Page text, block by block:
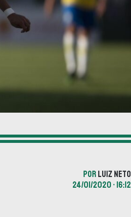
PORLUIZ NETO
24/01/2020 • 16:12